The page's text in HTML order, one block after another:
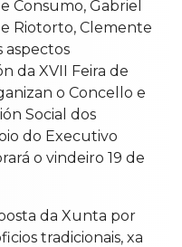
Consumo, Gabriel
Riotorto, Clemente
aspectos
da XVII Feira de
o Concello e
Social dos
do Executivo
o vindeiro 19 de
da Xunta por
tradicionais, xa